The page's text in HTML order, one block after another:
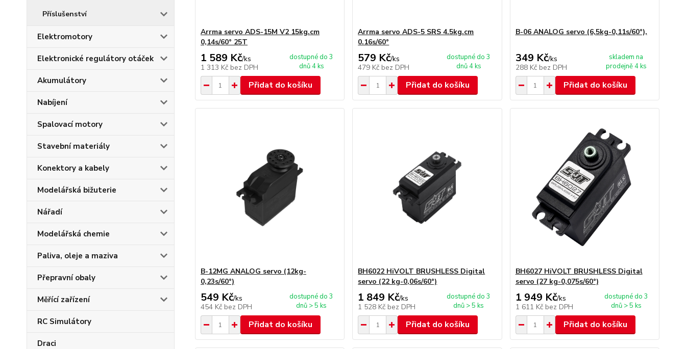
Příslušenství
Elektromotory
Elektronické regulátory otáček
Akumulátory
Nabíjení
Spalovací motory
Stavební materiály
Konektory a kabely
Modelářská bižuterie
Nářadí
Modelářská chemie
Paliva, oleje a maziva
Přepravní obaly
Měřící zařízení
RC Simulátory
Draci
Arrma servo ADS-15M V2 15kg.cm
0,14s/60° 25T
1 589 Kč/ks
1 313 Kč bez DPH
dostupné do 3
dnů 4 ks
Přidat do košíku
Arrma servo ADS-5 SRS 4.5kg.cm
0.16s/60°
579 Kč/ks
479 Kč bez DPH
dostupné do 3
dnů 4 ks
Přidat do košíku
B-06 ANALOG servo (6,5kg-0,11s/60°),
349 Kč/ks
288 Kč bez DPH
skladem na
prodejně 4 ks
Přidat do košíku
B-12MG ANALOG servo (12kg-
0,23s/60°)
549 Kč/ks
454 Kč bez DPH
dostupné do 3
dnů > 5 ks
Přidat do košíku
BH6022 HiVOLT BRUSHLESS Digital
servo (22 kg-0,06s/60°)
1 849 Kč/ks
1 528 Kč bez DPH
dostupné do 3
dnů > 5 ks
Přidat do košíku
BH6027 HiVOLT BRUSHLESS Digital
servo (27 kg-0,075s/60°)
1 949 Kč/ks
1 611 Kč bez DPH
dostupné do 3
dnů > 5 ks
Přidat do košíku